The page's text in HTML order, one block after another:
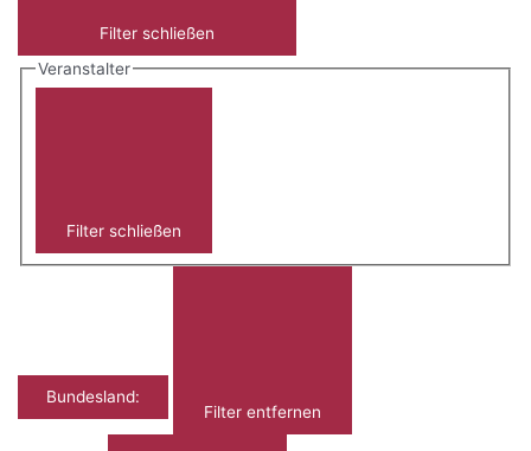
Filter schließen
Veranstalter
Filter schließen
Bundesland:
Filter entfernen